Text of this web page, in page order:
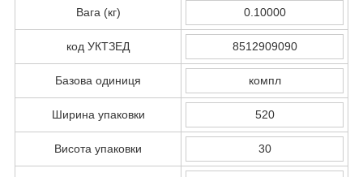
Вага (кг) 0.10000
код УКТЗЕД 8512909090
Базова одиниця компл
Ширина упаковки 520
Висота упаковки 30